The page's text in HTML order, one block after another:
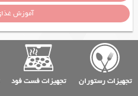
آموزش
تجهیزات رستوران تجهیزات فست فود